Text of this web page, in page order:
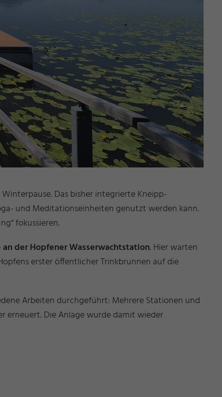
Das bisher integrierte Kneipp-
und Meditationseinheiten genutzt werden kann.
fokussieren.
der Hopfener Wasserwachtstation. Hier warten
erster öffentlicher Trinkbrunnen auf die
Arbeiten durchgeführt: Mehrere Stationen und
erneuert. Die Anlage wurde damit wieder